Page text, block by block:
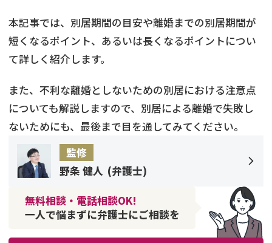
本記事では、別居期間の目安や離婚までの別居期間が
短くなるポイント、あるいは長くなるポイントについ
て詳しく紹介します。
また、不利な離婚としないための別居における注意点
についても解説しますので、別居による離婚で失敗し
ないためにも、最後まで目を通してみてください。
監修
野条 健人 (弁護士)
無料相談・電話相談OK!
一人で悩まずに弁護士にご相談を